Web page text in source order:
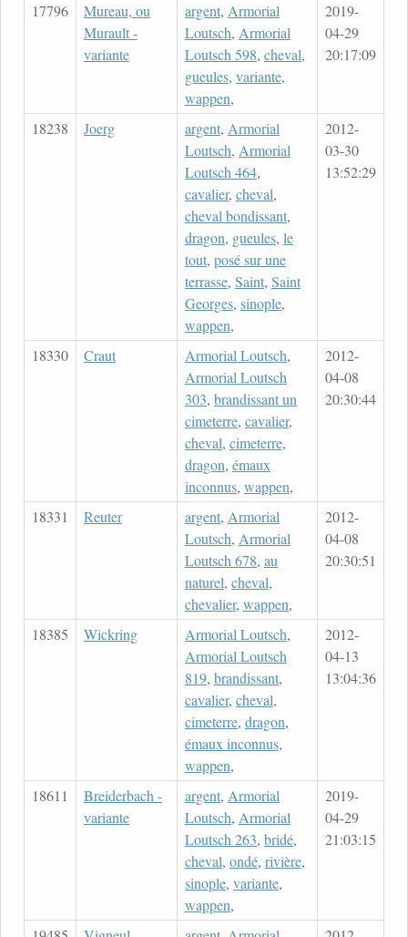
17796
Mureau, ou
Murault -
variante
argent, Armorial
Loutsch, Armorial
Loutsch 598, cheval,
gueules, variante,
wappen,
2019-
04-29
20:17:09
18238 Joerg argent, Armorial
Loutsch, Armorial
Loutsch 464,
cavalier, cheval,
cheval bondissant,
dragon, gueules, le
tout, posé sur une
terrasse, Saint, Saint
Georges, sinople,
wappen,
2012-
03-30
13:52:29
18330 Craut Armorial Loutsch,
Armorial Loutsch
303, brandissant un
cimeterre, cavalier,
cheval, cimeterre,
dragon, émaux
inconnus, wappen,
2012-
04-08
20:30:44
18331 Reuter argent, Armorial
Loutsch, Armorial
Loutsch 678, au
naturel, cheval,
chevalier, wappen,
2012-
04-08
20:30:51
18385 Wickring Armorial Loutsch,
Armorial Loutsch
819, brandissant,
cavalier, cheval,
cimeterre, dragon,
émaux inconnus,
wappen,
2012-
04-13
13:04:36
18611
Breiderbach -
variante
argent, Armorial
Loutsch, Armorial
Loutsch 263, bridé,
cheval, ondé, rivière,
sinople, variante,
wappen,
2019-
04-29
21:03:15